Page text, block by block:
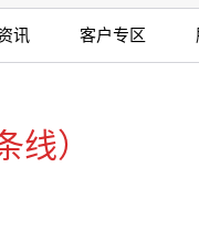
讯 客户专区
线）